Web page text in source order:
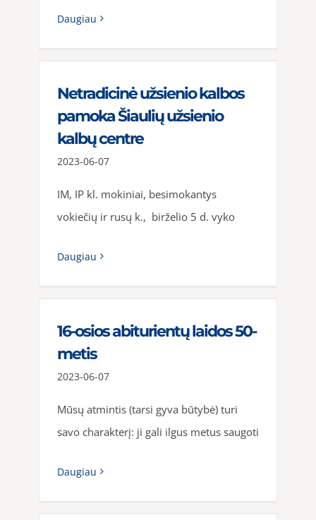
Daugiau
Netradicinė užsienio kalbos
pamoka Šiaulių užsienio
kalbų centre
2023-06-07
IM, IP kl. mokiniai, besimokantys
vokiečių ir rusų k., birželio 5 d. vyko
Daugiau
16-osios abiturientų laidos 50-
metis
2023-06-07
Mūsų atmintis (tarsi gyva būtybė) turi
savo charakterį: ji gali ilgus metus saugoti
Daugiau